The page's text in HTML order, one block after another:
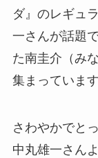
ダ』のレギュ
一さんが話題
た南圭介（み
集まっています
さわやかでと
中丸雄一さん